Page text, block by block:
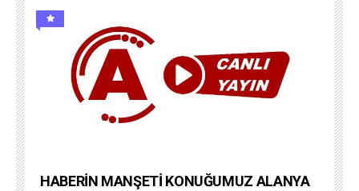
HABERİN MANŞETİ KONUĞUMUZ ALANYA